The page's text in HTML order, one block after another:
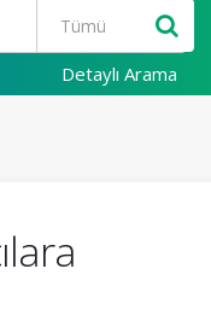
Detaylı Arama